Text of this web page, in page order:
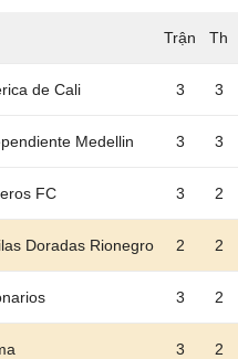
de Cali 3 3
Medellin 3 3
FC 3 2
Doradas Rionegro 2 2
3 2
3 2